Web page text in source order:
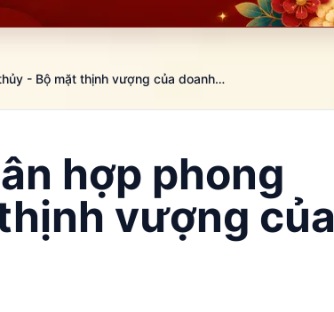
Bố trí quầy lễ tân hợp phong thủy - Bộ mặt thịnh vượng của doanh nghiệp
hợp phong
vượng của